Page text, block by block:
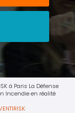
à Paris La Défense
Incendie en réalité